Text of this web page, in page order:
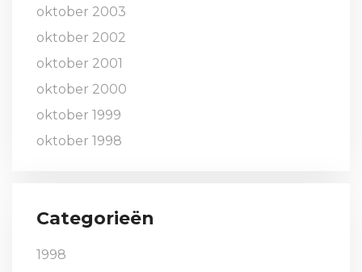
oktober 2003
oktober 2002
oktober 2001
oktober 2000
oktober 1999
oktober 1998
Categorieën
1998